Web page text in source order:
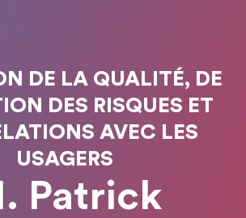
DE LA QUALITÉ, DE
DES RISQUES ET
AVEC LES
USAGERS
Patrick